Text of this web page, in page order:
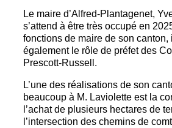
Le maire d’Alfred-Plantagenet,
s’attend à être très occupé en
fonctions de maire de son canton,
également le rôle de préfet des
Prescott-Russell.
L’une des réalisations de son
beaucoup à M. Laviolette est la
l’achat de plusieurs hectares de
l’intersection des chemins de